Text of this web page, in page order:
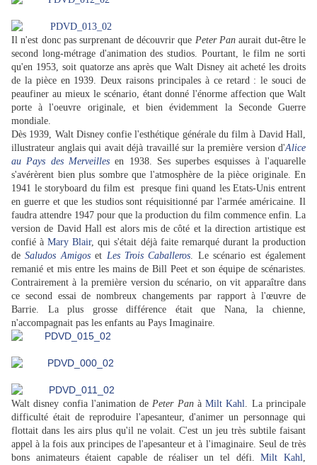
Il n'est donc pas surprenant de découvrir que Peter Pan aurait dut-être le
second long-métrage d'animation des studios. Pourtant, le film ne sorti
qu'en 1953, soit quatorze ans après que Walt Disney ait acheté les droits
de la pièce en 1939. Deux raisons principales à ce retard : le souci de
peaufiner au mieux le scénario, étant donné l'énorme affection que Walt
porte à l'oeuvre originale, et bien évidemment la Seconde Guerre
mondiale.
Dès 1939, Walt Disney confie l'esthétique générale du film à David Hall,
illustrateur anglais qui avait déjà travaillé sur la première version d'Alice
au Pays des Merveillesen 1938. Ses superbes esquisses à l'aquarelle
s'avérèrent bien plus sombre que l'atmosphère de la pièce originale. En
1941 le storyboard du film est presque fini quand les Etats-Unis entrent
en guerre et que les studios sont réquisitionné par l'armée américaine. Il
faudra attendre 1947 pour que la production du film commence enfin. La
version de David Hall est alors mis de côté et la direction artistique est
confié àMary Blair, qui s'était déjà faite remarqué durant la production
deSaludos Amigos et Les Trois Caballeros. Le scénario est également
remanié et mis entre les mains de Bill Peet et son équipe de scénaristes.
Contrairement à la première version du scénario, on vit apparaître dans
ce second essai de nombreux changements par rapport à l'œuvre de
Barrie. La plus grosse différence était que Nana, la chienne,
n'accompagnait pas les enfants au Pays Imaginaire.
Walt disney confia l'animation dePeter PanàMilt Kahl. La principale
difficulté était de reproduire l'apesanteur, d'animer un personnage qui
flottait dans les airs plus qu'il ne volait. C'est un jeu très subtile faisant
appel à la fois aux principes de l'apesanteur et à l'imaginaire. Seul de très
bons animateurs étaient capable de réaliser un tel défi.Milt Kahl,